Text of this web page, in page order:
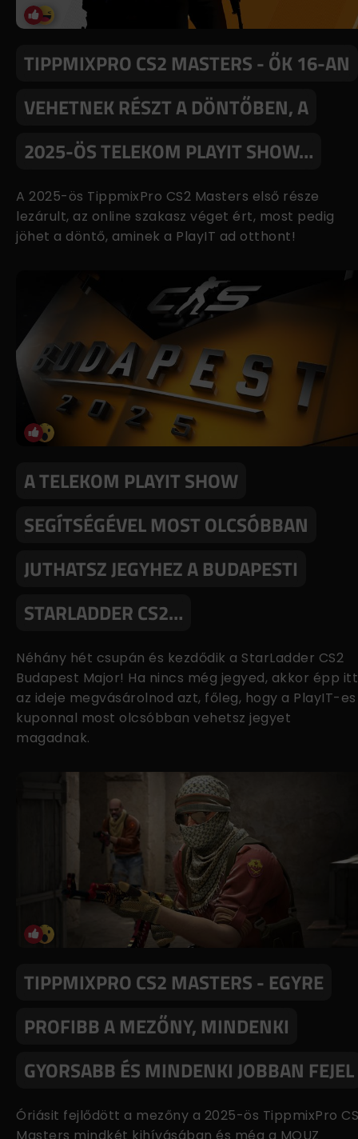
TIPPMIXPRO CS2 MASTERS - ŐK 16-AN
VEHETNEK RÉSZT A DÖNTŐBEN, A
2025-ÖS TELEKOM PLAYIT SHOW…
A 2025-ös TippmixPro CS2 Masters első része
lezárult, az online szakasz véget ért, most pedig
jöhet a döntő, aminek a PlayIT ad otthont!
A TELEKOM PLAYIT SHOW
SEGÍTSÉGÉVEL MOST OLCSÓBBAN
JUTHATSZ JEGYHEZ A BUDAPESTI
STARLADDER CS2…
Néhány hét csupán és kezdődik a StarLadder CS2
Budapest Major! Ha nincs még jegyed, akkor épp itt
az ideje megvásárolnod azt, főleg, hogy a PlayIT-es
kuponnal most olcsóbban vehetsz jegyet
magadnak.
TIPPMIXPRO CS2 MASTERS - EGYRE
PROFIBB A MEZŐNY, MINDENKI
GYORSABB ÉS MINDENKI JOBBAN FEJEL
Óriásit fejlődött a mezőny a 2025-ös TippmixPro
Masters mindkét kihívásában és még a MOUZ